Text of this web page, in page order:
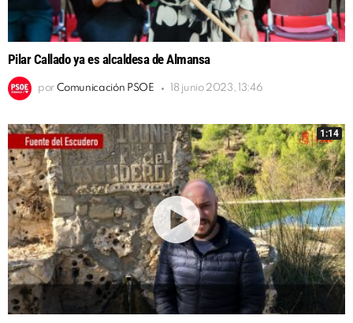
Pilar Callado ya es alcaldesa de Almansa
por Comunicación PSOE 18 junio 2023, 13:46
1:14